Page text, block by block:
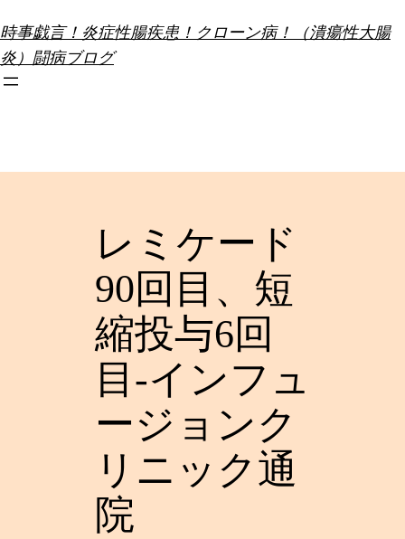
容
を
ス
時事戯言！炎症性腸疾患！クローン病！（潰瘍性大腸
炎）闘病ブログ
レミケード
90回目、短
縮投与6回
目-インフュ
ージョンク
リニック通
院